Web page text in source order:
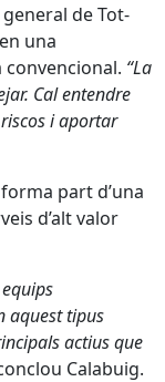
de Tot-
una
“La
Cal entendre
i aportar
part d’una
d’alt valor
aquest tipus
actius que
Calabuig.